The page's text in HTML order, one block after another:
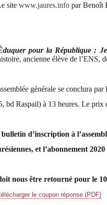
site www.jaures.info par Benoît
pour la République :
ancienne élève de l’ENS,
générale se conclura
bd Raspail) à 13 heures. Le prix
d’inscription à
et l’abonnement
nous être retourné pour le
le coupon réponse (PDF)